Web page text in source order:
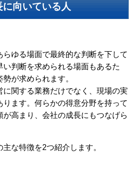
に向いている人
ゆる場面で最終的な判断を下して
い判断を求められる場面もあるた
が求められます。
に関する業務だけでなく、現場の実
ます。何らかの得意分野を持って
が高まり、会社の成長にもつなげら
主な特徴を2つ紹介します。